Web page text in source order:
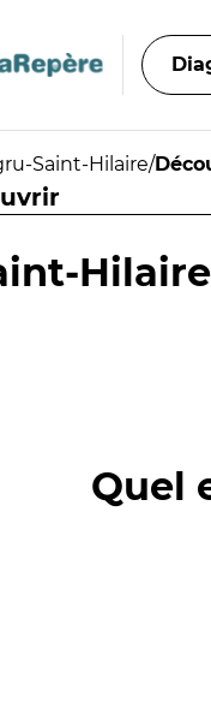
Saint-Hilaire/
Hilaire
Quel